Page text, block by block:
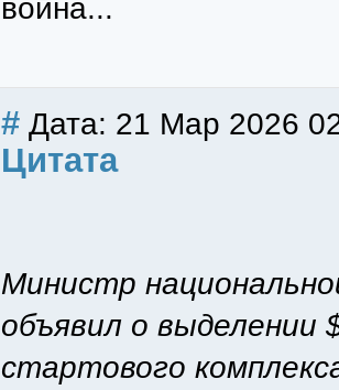
война...
# Дата: 21 Мар 2026
Цитата
Министр
объявил о выделении
стартового